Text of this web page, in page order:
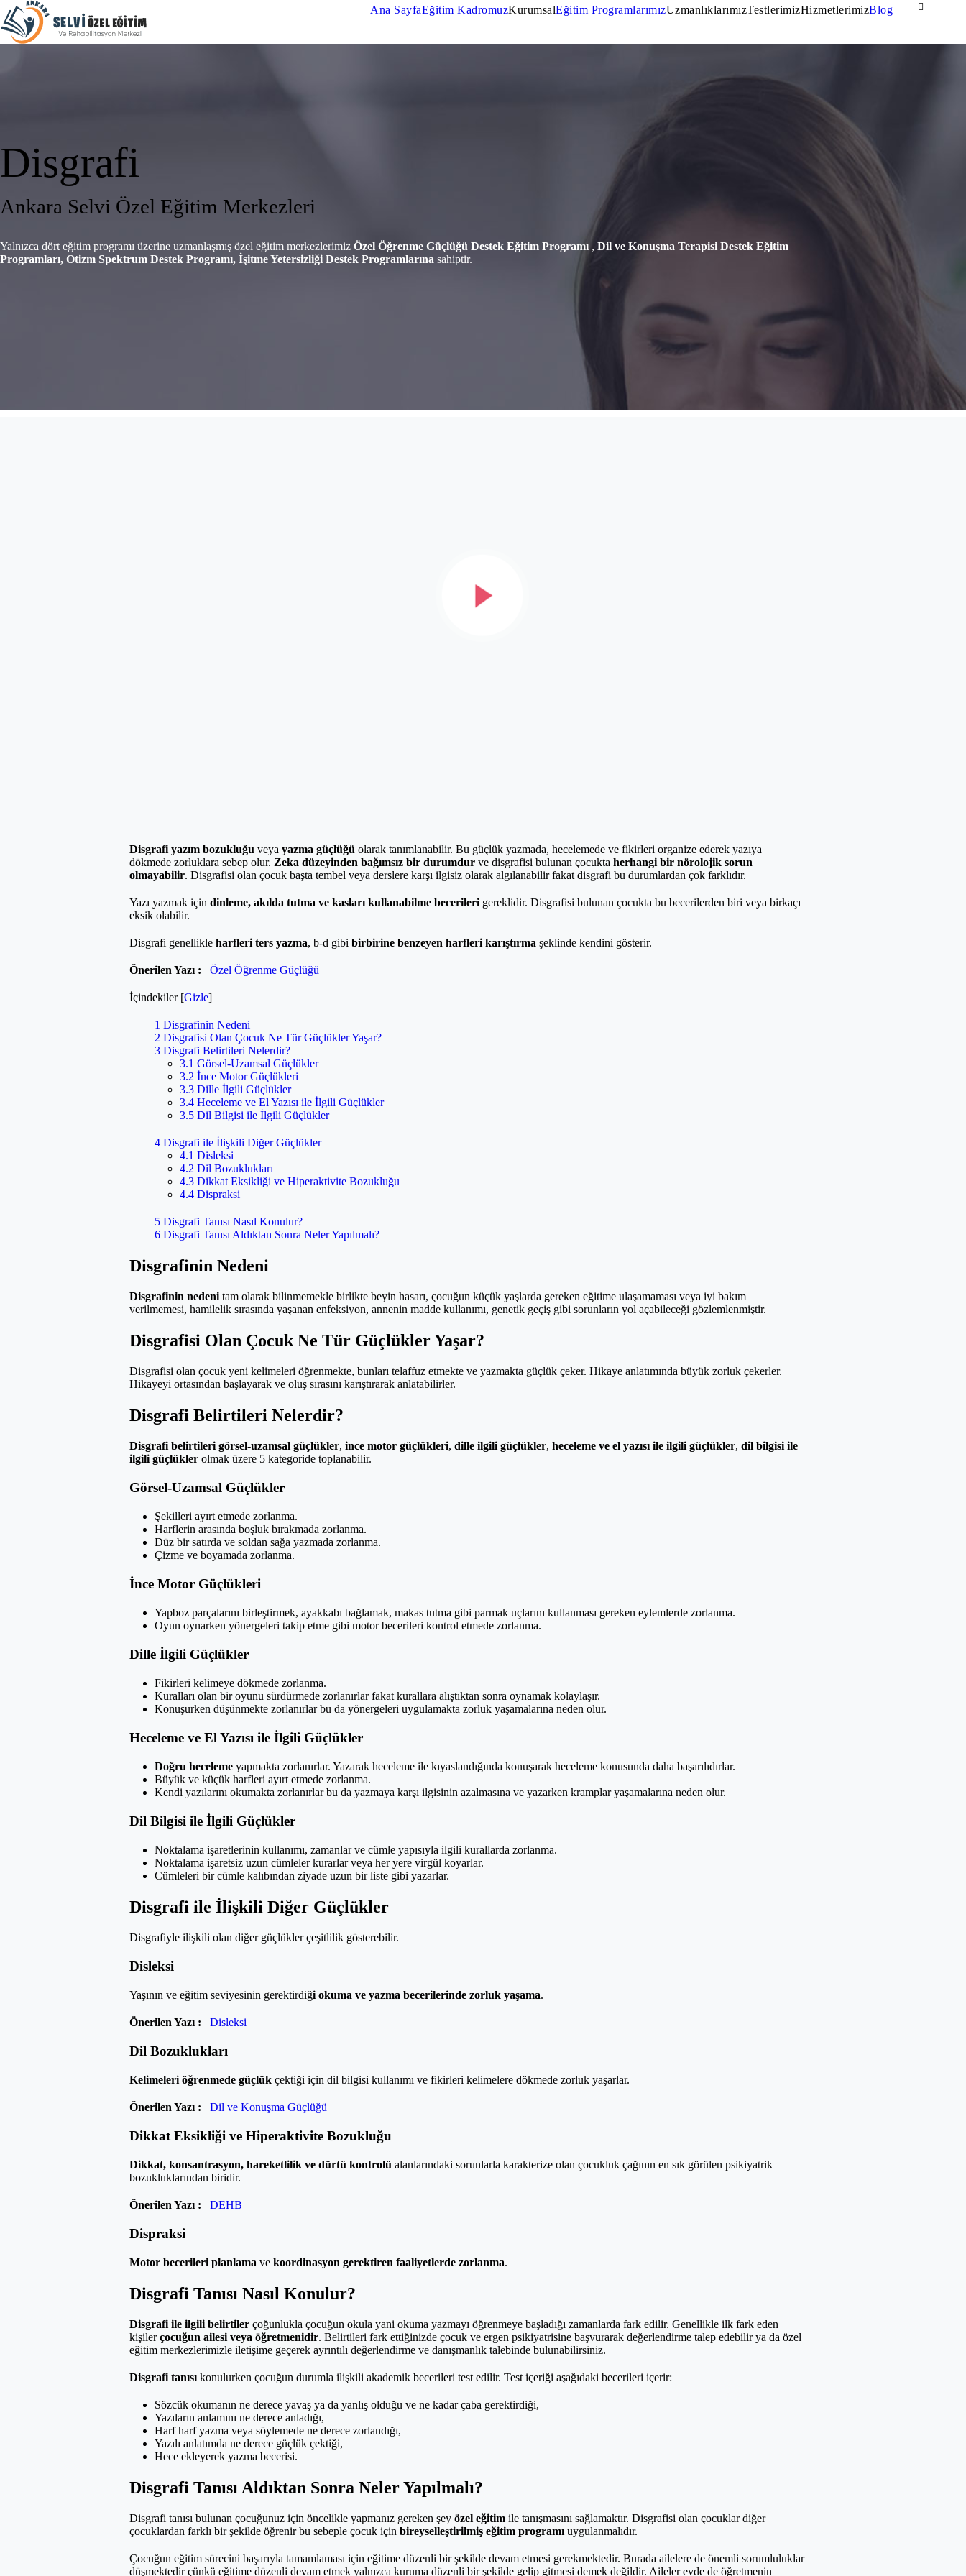
Ana SayfaEğitim KadromuzKurumsalEğitim ProgramlarımızUzmanlıklarımızTestlerimizHizmetlerimizBlog
Disgrafi
Ankara Selvi Özel Eğitim Merkezleri
Yalnızca dört eğitim programı üzerine uzmanlaşmış özel eğitim merkezlerimiz Özel Öğrenme Güçlüğü Destek Eğitim Programı , Dil ve Konuşma Terapisi Destek Eğitim
Programları, Otizm Spektrum Destek Programı, İşitme Yetersizliği Destek Programlarına sahiptir.
Disgrafi yazım bozukluğu veya yazma güçlüğü olarak tanımlanabilir. Bu güçlük yazmada, hecelemede ve fikirleri organize ederek yazıya
dökmede zorluklara sebep olur. Zeka düzeyinden bağımsız bir durumdur ve disgrafisi bulunan çocukta herhangi bir nörolojik sorun
olmayabilir. Disgrafisi olan çocuk başta tembel veya derslere karşı ilgisiz olarak algılanabilir fakat disgrafi bu durumlardan çok farklıdır.
Yazı yazmak için dinleme, akılda tutma ve kasları kullanabilme becerileri gereklidir. Disgrafisi bulunan çocukta bu becerilerden biri veya birkaçı
eksik olabilir.
Disgrafi genellikle harfleri ters yazma, b-d gibi birbirine benzeyen harfleri karıştırma şeklinde kendini gösterir.
Önerilen Yazı : Özel Öğrenme Güçlüğü
İçindekiler [Gizle]
1 Disgrafinin Nedeni
2 Disgrafisi Olan Çocuk Ne Tür Güçlükler Yaşar?
3 Disgrafi Belirtileri Nelerdir?
3.1 Görsel-Uzamsal Güçlükler
3.2 İnce Motor Güçlükleri
3.3 Dille İlgili Güçlükler
3.4 Heceleme ve El Yazısı ile İlgili Güçlükler
3.5 Dil Bilgisi ile İlgili Güçlükler
4 Disgrafi ile İlişkili Diğer Güçlükler
4.1 Disleksi
4.2 Dil Bozuklukları
4.3 Dikkat Eksikliği ve Hiperaktivite Bozukluğu
4.4 Dispraksi
5 Disgrafi Tanısı Nasıl Konulur?
6 Disgrafi Tanısı Aldıktan Sonra Neler Yapılmalı?
Disgrafinin Nedeni
Disgrafinin nedeni tam olarak bilinmemekle birlikte beyin hasarı, çocuğun küçük yaşlarda gereken eğitime ulaşamaması veya iyi bakım
verilmemesi, hamilelik sırasında yaşanan enfeksiyon, annenin madde kullanımı, genetik geçiş gibi sorunların yol açabileceği gözlemlenmiştir.
Disgrafisi Olan Çocuk Ne Tür Güçlükler Yaşar?
Disgrafisi olan çocuk yeni kelimeleri öğrenmekte, bunları telaffuz etmekte ve yazmakta güçlük çeker. Hikaye anlatımında büyük zorluk çekerler.
Hikayeyi ortasından başlayarak ve oluş sırasını karıştırarak anlatabilirler.
Disgrafi Belirtileri Nelerdir?
Disgrafi belirtileri görsel-uzamsal güçlükler, ince motor güçlükleri, dille ilgili güçlükler, heceleme ve el yazısı ile ilgili güçlükler, dil bilgisi ile
ilgili güçlükler olmak üzere 5 kategoride toplanabilir.
Görsel-Uzamsal Güçlükler
Şekilleri ayırt etmede zorlanma.
Harflerin arasında boşluk bırakmada zorlanma.
Düz bir satırda ve soldan sağa yazmada zorlanma.
Çizme ve boyamada zorlanma.
İnce Motor Güçlükleri
Yapboz parçalarını birleştirmek, ayakkabı bağlamak, makas tutma gibi parmak uçlarını kullanması gereken eylemlerde zorlanma.
Oyun oynarken yönergeleri takip etme gibi motor becerileri kontrol etmede zorlanma.
Dille İlgili Güçlükler
Fikirleri kelimeye dökmede zorlanma.
Kuralları olan bir oyunu sürdürmede zorlanırlar fakat kurallara alıştıktan sonra oynamak kolaylaşır.
Konuşurken düşünmekte zorlanırlar bu da yönergeleri uygulamakta zorluk yaşamalarına neden olur.
Heceleme ve El Yazısı ile İlgili Güçlükler
Doğru heceleme yapmakta zorlanırlar. Yazarak heceleme ile kıyaslandığında konuşarak heceleme konusunda daha başarılıdırlar.
Büyük ve küçük harfleri ayırt etmede zorlanma.
Kendi yazılarını okumakta zorlanırlar bu da yazmaya karşı ilgisinin azalmasına ve yazarken kramplar yaşamalarına neden olur.
Dil Bilgisi ile İlgili Güçlükler
Noktalama işaretlerinin kullanımı, zamanlar ve cümle yapısıyla ilgili kurallarda zorlanma.
Noktalama işaretsiz uzun cümleler kurarlar veya her yere virgül koyarlar.
Cümleleri bir cümle kalıbından ziyade uzun bir liste gibi yazarlar.
Disgrafi ile İlişkili Diğer Güçlükler
Disgrafiyle ilişkili olan diğer güçlükler çeşitlilik gösterebilir.
Disleksi
Yaşının ve eğitim seviyesinin gerektirdiği okuma ve yazma becerilerinde zorluk yaşama.
Önerilen Yazı : Disleksi
Dil Bozuklukları
Kelimeleri öğrenmede güçlük çektiği için dil bilgisi kullanımı ve fikirleri kelimelere dökmede zorluk yaşarlar.
Önerilen Yazı : Dil ve Konuşma Güçlüğü
Dikkat Eksikliği ve Hiperaktivite Bozukluğu
Dikkat, konsantrasyon, hareketlilik ve dürtü kontrolü alanlarındaki sorunlarla karakterize olan çocukluk çağının en sık görülen psikiyatrik
bozukluklarından biridir.
Önerilen Yazı : DEHB
Dispraksi
Motor becerileri planlama ve koordinasyon gerektiren faaliyetlerde zorlanma.
Disgrafi Tanısı Nasıl Konulur?
Disgrafi ile ilgili belirtiler çoğunlukla çocuğun okula yani okuma yazmayı öğrenmeye başladığı zamanlarda fark edilir. Genellikle ilk fark eden
kişilerçocuğun ailesi veya öğretmenidir. Belirtileri fark ettiğinizde çocuk ve ergen psikiyatrisine başvurarak değerlendirme talep edebilir ya da özel
eğitim merkezlerimizle iletişime geçerek ayrıntılı değerlendirme ve danışmanlık talebinde bulunabilirsiniz.
Disgrafi tanısı konulurken çocuğun durumla ilişkili akademik becerileri test edilir. Test içeriği aşağıdaki becerileri içerir:
Sözcük okumanın ne derece yavaş ya da yanlış olduğu ve ne kadar çaba gerektirdiği,
Yazıların anlamını ne derece anladığı,
Harf harf yazma veya söylemede ne derece zorlandığı,
Yazılı anlatımda ne derece güçlük çektiği,
Hece ekleyerek yazma becerisi.
Disgrafi Tanısı Aldıktan Sonra Neler Yapılmalı?
Disgrafi tanısı bulunan çocuğunuz için öncelikle yapmanız gereken şey özel eğitim ile tanışmasını sağlamaktır. Disgrafisi olan çocuklar diğer
çocuklardan farklı bir şekilde öğrenir bu sebeple çocuk için bireyselleştirilmiş eğitim programı uygulanmalıdır.
Çocuğun eğitim sürecini başarıyla tamamlaması için eğitime düzenli bir şekilde devam etmesi gerekmektedir. Burada ailelere de önemli sorumluluklar
düşmektedir çünkü eğitime düzenli devam etmek yalnızca kuruma düzenli bir şekilde gelip gitmesi demek değildir. Aileler evde de öğretmenin